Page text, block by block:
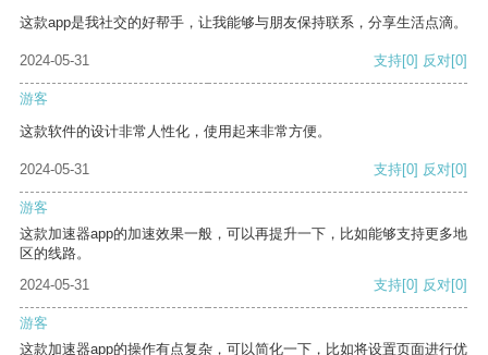
这款app是我社交的好帮手，让我能够与朋友保持联系，分享生活点滴。
2024-05-31 支持[0] 反对[0]
游客
这款软件的设计非常人性化，使用起来非常方便。
2024-05-31 支持[0] 反对[0]
游客
这款加速器app的加速效果一般，可以再提升一下，比如能够支持更多地
区的线路。
2024-05-31
支持[0] 反对[0]
游客
这款加速器app的操作有点复杂，可以简化一下，比如将设置页面进行优